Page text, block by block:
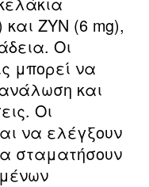
και ZYN (6 mg),
Οι
μπορεί να
και
Οι
να ελέγξουν
σταματήσουν